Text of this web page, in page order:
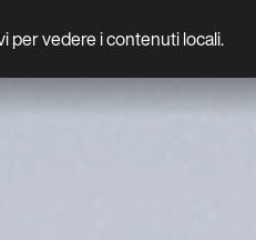
per vedere i contenuti locali.